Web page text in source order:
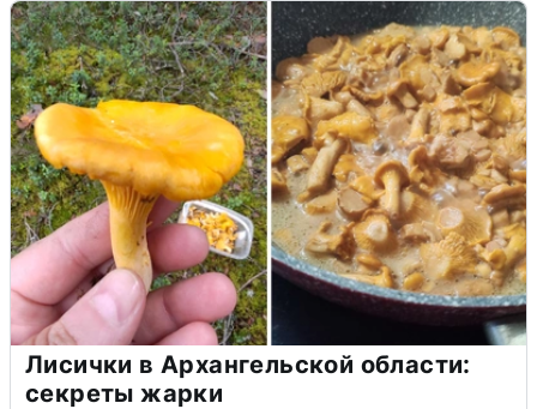
Лисички в Архангельской области:
секреты жарки